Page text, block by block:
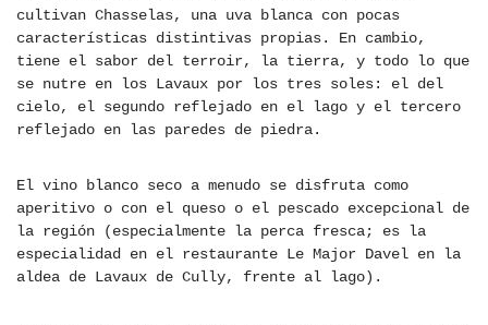
cultivan Chasselas, una uva blanca con pocas
características distintivas propias. En cambio,
tiene el sabor del terroir, la tierra, y todo lo que
se nutre en los Lavaux por los tres soles: el del
cielo, el segundo reflejado en el lago y el tercero
reflejado en las paredes de piedra.
El vino blanco seco a menudo se disfruta como
aperitivo o con el queso o el pescado excepcional de
la región (especialmente la perca fresca; es la
especialidad en el restaurante Le Major Davel en la
aldea de Lavaux de Cully, frente al lago).